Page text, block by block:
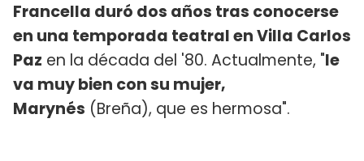
Francella duró dos años tras conocerse
en una temporada teatral en Villa Carlos
Paz en la década del '80. Actualmente, "le
va muy bien con su mujer,
Marynés (Breña), que es hermosa".